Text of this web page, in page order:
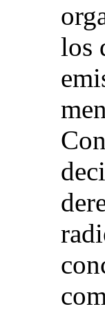
los